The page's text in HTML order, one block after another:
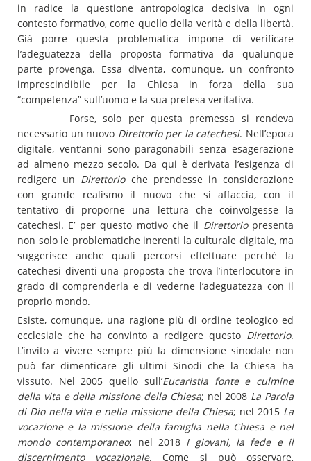
in radice la questione antropologica decisiva in ogni
contesto formativo, come quello della verità e della libertà.
Già porre questa problematica impone di verificare
l’adeguatezza della proposta formativa da qualunque
parte provenga. Essa diventa, comunque, un confronto
imprescindibile per la Chiesa in forza della sua
“competenza” sull’uomo e la sua pretesa veritativa.
Forse, solo per questa premessa si rendeva
necessario un nuovo Direttorio per la catechesi. Nell’epoca
digitale, vent’anni sono paragonabili senza esagerazione
ad almeno mezzo secolo. Da qui è derivata l’esigenza di
redigere un Direttorioche prendesse in considerazione
con grande realismo il nuovo che si affaccia, con il
tentativo di proporne una lettura che coinvolgesse la
catechesi. E’ per questo motivo che il Direttoriopresenta
non solo le problematiche inerenti la culturale digitale, ma
suggerisce anche quali percorsi effettuare perché la
catechesi diventi una proposta che trova l’interlocutore in
grado di comprenderla e di vederne l’adeguatezza con il
proprio mondo.
Esiste, comunque, una ragione più di ordine teologico ed
ecclesiale che ha convinto a redigere questo Direttorio.
L’invito a vivere sempre più la dimensione sinodale non
può far dimenticare gli ultimi Sinodi che la Chiesa ha
vissuto. Nel 2005 quello sull’Eucaristia fonte e culmine
della vita e della missione della Chiesa; nel 2008 La Parola
di Dio nella vita e nella missione della Chiesa; nel 2015 La
vocazione e la missione della famiglia nella Chiesa e nel
mondo contemporaneo; nel 2018 I giovani, la fede e il
discernimento vocazionale. Come si può osservare,